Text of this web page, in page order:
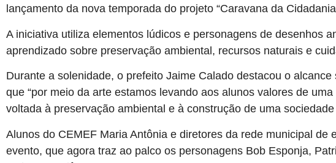
lançamento da nova temporada do projeto “Caravana da
A iniciativa utiliza elementos lúdicos e personagens de desenhos
aprendizado sobre preservação ambiental, recursos naturais e
Durante a solenidade, o prefeito Jaime Calado destacou o
que “por meio da arte estamos levando aos alunos valores de
voltada à preservação ambiental e à construção de uma sociedade
Alunos do CEMEF Maria Antônia e diretores da rede municipal de
evento, que agora traz ao palco os personagens Bob Esponja,